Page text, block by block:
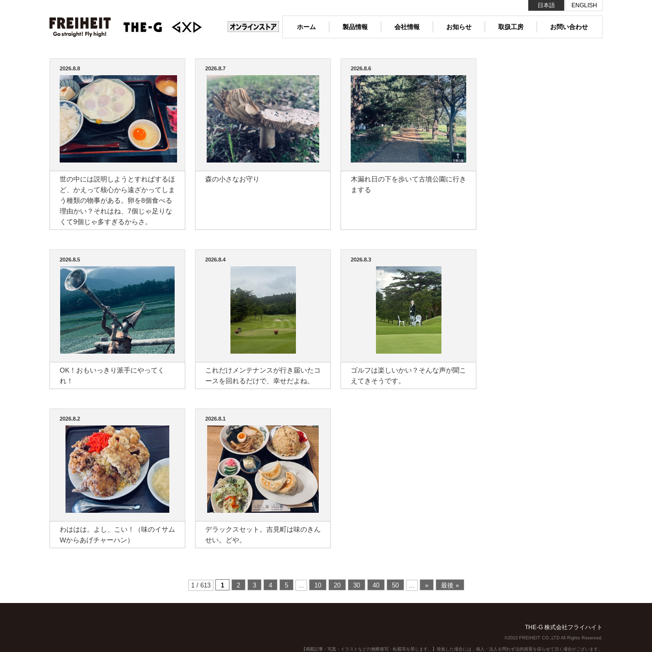
ホーム 製品情報 会社情報 お知らせ 取扱工房 お問い合わせ
日本語 ENGLISH
2026.8.8
世の中には説明しようとすればするほ
ど、かえって核心から遠ざかってしま
う種類の物事がある。卵を8個食べる
理由かい？それはね、7個じゃ足りな
くて9個じゃ多すぎるからさ。
2026.8.7
森の小さなお守り
2026.8.6
木漏れ日の下を歩いて古墳公園に行き
まする
2026.8.5
OK！おもいっきり派手にやってく
れ！
2026.8.4
これだけメンテナンスが行き届いたコ
ースを回れるだけで、幸せだよね。
2026.8.3
ゴルフは楽しいかい？そんな声が聞こ
えてきそうです。
2026.8.2
わははは。よし、こい！（味のイサム
Wからあげチャーハン）
2026.8.1
デラックスセット。吉見町は味のきん
せい。どや。
1 / 613 1 2 3 4 5 ... 10 20 30 40 50 ... » 最後 »
THE-G 株式会社フライハイト
©2013 FREIHEIT CO.,LTD All Rights Reserved.
【掲載記事・写真・イラストなどの無断複写・転載等を禁じます。】発覚した場合には，個人・法人を問わず法的措置を採らせて頂く場合がございます。